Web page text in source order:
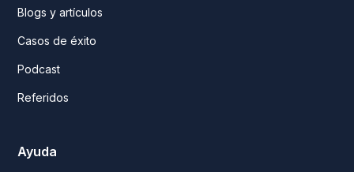
Blogs y artículos
Casos de éxito
Podcast
Referidos
Ayuda